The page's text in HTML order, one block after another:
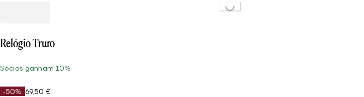
Relógio Truro
Sócios ganham 10%
-50% 69,50 €